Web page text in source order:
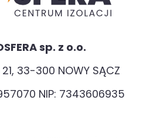
sp. z o.o.
21, 33-300 NOWY SĄCZ
NIP: 7343606935